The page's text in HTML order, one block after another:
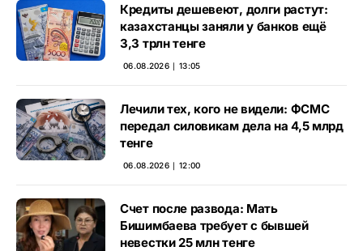
Кредиты дешевеют, долги растут:
казахстанцы заняли у банков ещё
3,3 трлн тенге
06.08.2026 ∣ 13:05
Лечили тех, кого не видели: ФСМС
передал силовикам дела на 4,5 млрд
тенге
06.08.2026 ∣ 12:00
Счет после развода: Мать
Бишимбаева требует с бывшей
невестки 25 млн тенге